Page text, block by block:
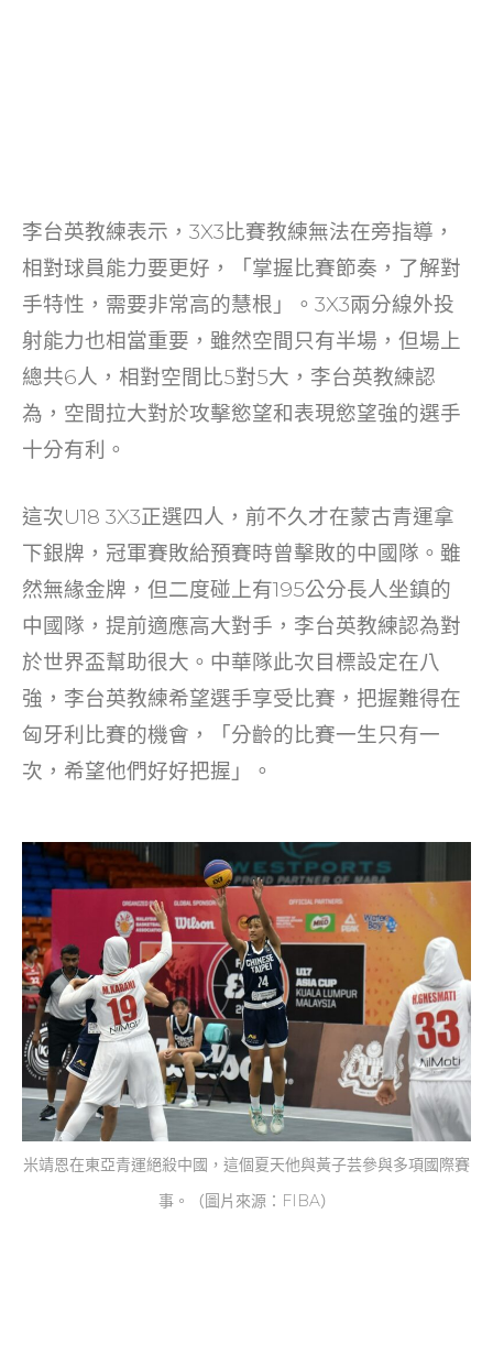
李台英教練表示，3X3比賽教練無法在旁指導，
相對球員能力要更好，「掌握比賽節奏，了解對
手特性，需要非常高的慧根」。3X3兩分線外投
射能力也相當重要，雖然空間只有半場，但場上
總共6人，相對空間比5對5大，李台英教練認
為，空間拉大對於攻擊慾望和表現慾望強的選手
十分有利。
這次U18 3X3正選四人，前不久才在蒙古青運拿
下銀牌，冠軍賽敗給預賽時曾擊敗的中國隊。雖
然無緣金牌，但二度碰上有195公分長人坐鎮的
中國隊，提前適應高大對手，李台英教練認為對
於世界盃幫助很大。中華隊此次目標設定在八
強，李台英教練希望選手享受比賽，把握難得在
匈牙利比賽的機會，「分齡的比賽一生只有一
次，希望他們好好把握」。
米靖恩在東亞青運絕殺中國，這個夏天他與黃子芸參與多項國際賽
事。（圖片來源：FIBA）